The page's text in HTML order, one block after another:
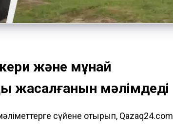
және мұнай
жасалғанын мәлімдеді
сүйене отырып, Qazaq24.com